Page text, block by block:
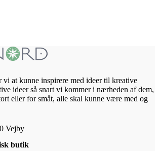
vi at kunne inspirere med ideer til kreative
ideer så snart vi kommer i nærheden af dem,
eller for småt, alle skal kunne være med og
Vejby
butik